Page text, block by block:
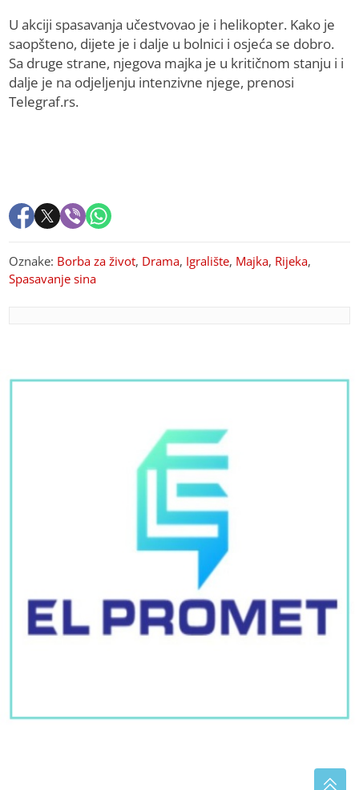
U akciji spasavanja učestvovao je i helikopter. Kako je
saopšteno, dijete je i dalje u bolnici i osjeća se dobro.
Sa druge strane, njegova majka je u kritičnom stanju i i
dalje je na odjeljenju intenzivne njege, prenosi
Telegraf.rs.
Oznake: Borba za život, Drama, Igralište, Majka, Rijeka,
Spasavanje sina
"Zaista izgleda kao njegova majka" Nova
frizura Donalda Trampa izazvala buru na internetu,
mnogi su komentarisali jednu stvar
Antonio Banderas o srčanom udaru:
"To je najbolja stvar koja mi se
dogodila"